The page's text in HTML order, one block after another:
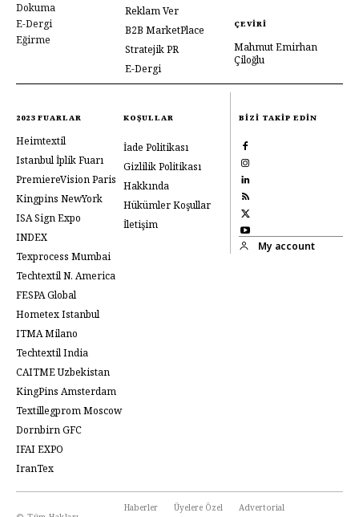
Dokuma
E-Dergi
Eğirme
Reklam Ver
B2B MarketPlace
Stratejik PR
E-Dergi
ÇEVIRI
Mahmut Emirhan
Çiloğlu
2023 FUARLAR
Heimtextil
Istanbul İplik Fuarı
PremiereVision Paris
Kingpins NewYork
ISA Sign Expo
INDEX
Texprocess Mumbai
Techtextil N. America
FESPA Global
Hometex Istanbul
ITMA Milano
Techtextil India
CAITME Uzbekistan
KingPins Amsterdam
Textillegprom Moscow
Dornbirn GFC
IFAI EXPO
IranTex
KOŞULLAR
İade Politikası
Gizlilik Politikası
Hakkında
Hükümler Koşullar
İletişim
BIZI TAKIP EDIN
My account
Haberler Üyelere Özel
Advertorial